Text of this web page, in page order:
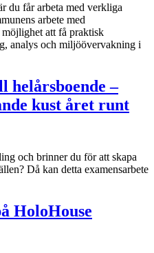
du får arbeta med verkliga
arbete med
att få praktisk
analys och miljöövervakning i
helårsboende –
kust året runt
och brinner du för att skapa
Då kan detta examensarbete
HoloHouse